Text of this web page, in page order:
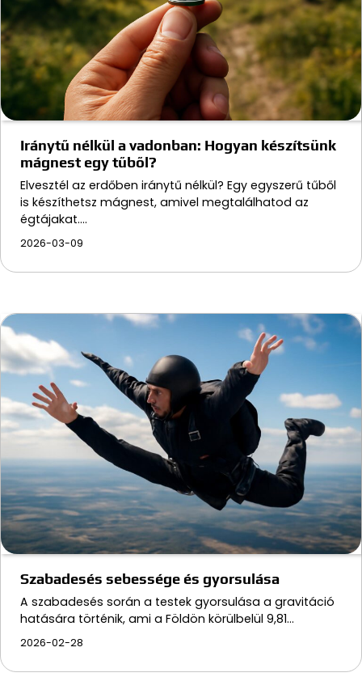
Iránytű nélkül a vadonban: Hogyan készítsünk
mágnest egy tűből?
Elvesztél az erdőben iránytű nélkül? Egy egyszerű tűből
is készíthetsz mágnest, amivel megtalálhatod az
égtájakat.…
2026-03-09
Szabadesés sebessége és gyorsulása
A szabadesés során a testek gyorsulása a gravitáció
hatására történik, ami a Földön körülbelül 9,81…
2026-02-28